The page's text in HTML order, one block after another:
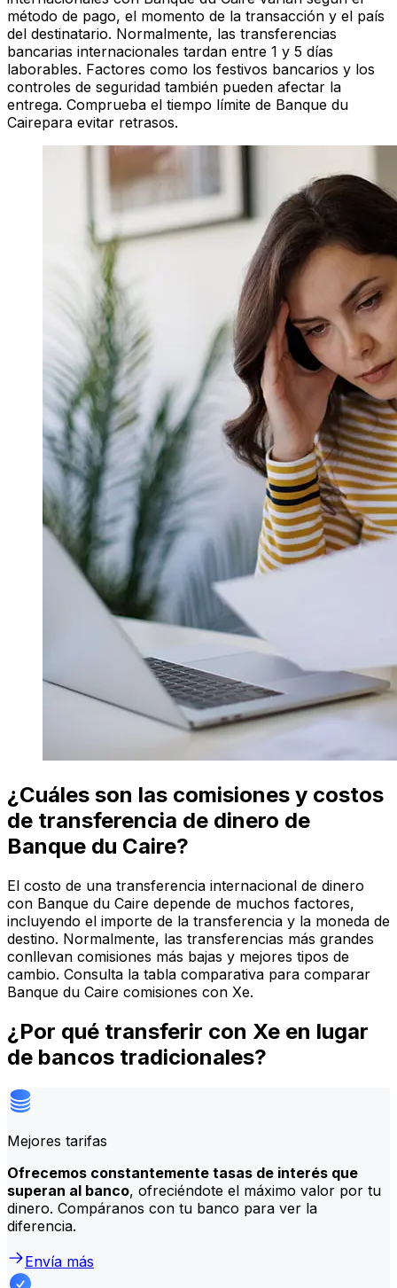
método de pago, el momento de la transacción y el país
del destinatario. Normalmente, las transferencias
bancarias internacionales tardan entre 1 y 5 días
laborables. Factores como los festivos bancarios y los
controles de seguridad también pueden afectar la
entrega. Comprueba el tiempo límite de Banque du
Cairepara evitar retrasos.
¿Cuáles son las comisiones y costos
de transferencia de dinero de
Banque du Caire?
El costo de una transferencia internacional de dinero
con Banque du Caire depende de muchos factores,
incluyendo el importe de la transferencia y la moneda de
destino. Normalmente, las transferencias más grandes
conllevan comisiones más bajas y mejores tipos de
cambio. Consulta la tabla comparativa para comparar
Banque du Caire comisiones con Xe.
¿Por qué transferir con Xe en lugar
de bancos tradicionales?
Mejores tarifas
Ofrecemos constantemente tasas de interés que
superan al banco, ofreciéndote el máximo valor por tu
dinero. Compáranos con tu banco para ver la
diferencia.
Envía más